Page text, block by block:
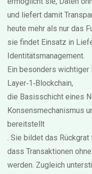
und liefert damit
heute mehr als nur das
sie findet Einsatz in
Identitätsmanagement.
Ein besonders wichtiger
Layer‑1‑Blockchain,
die Basisschicht eines
Konsensmechanismus
bereitstellt
. Sie bildet das Rückgrat
dass Transaktionen
werden. Zugleich